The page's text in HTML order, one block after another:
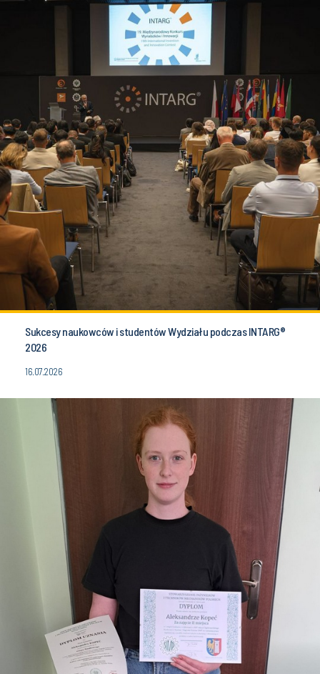
Sukcesy naukowców i studentów Wydziału podczas INTARG®
2026
16.07.2026